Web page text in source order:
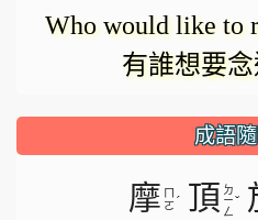
載
入
Who would like to
有誰想要
成語
摩 ㄇ
ㄛˊ 頂 ㄉ
ㄧ
ㄥ
ˇ